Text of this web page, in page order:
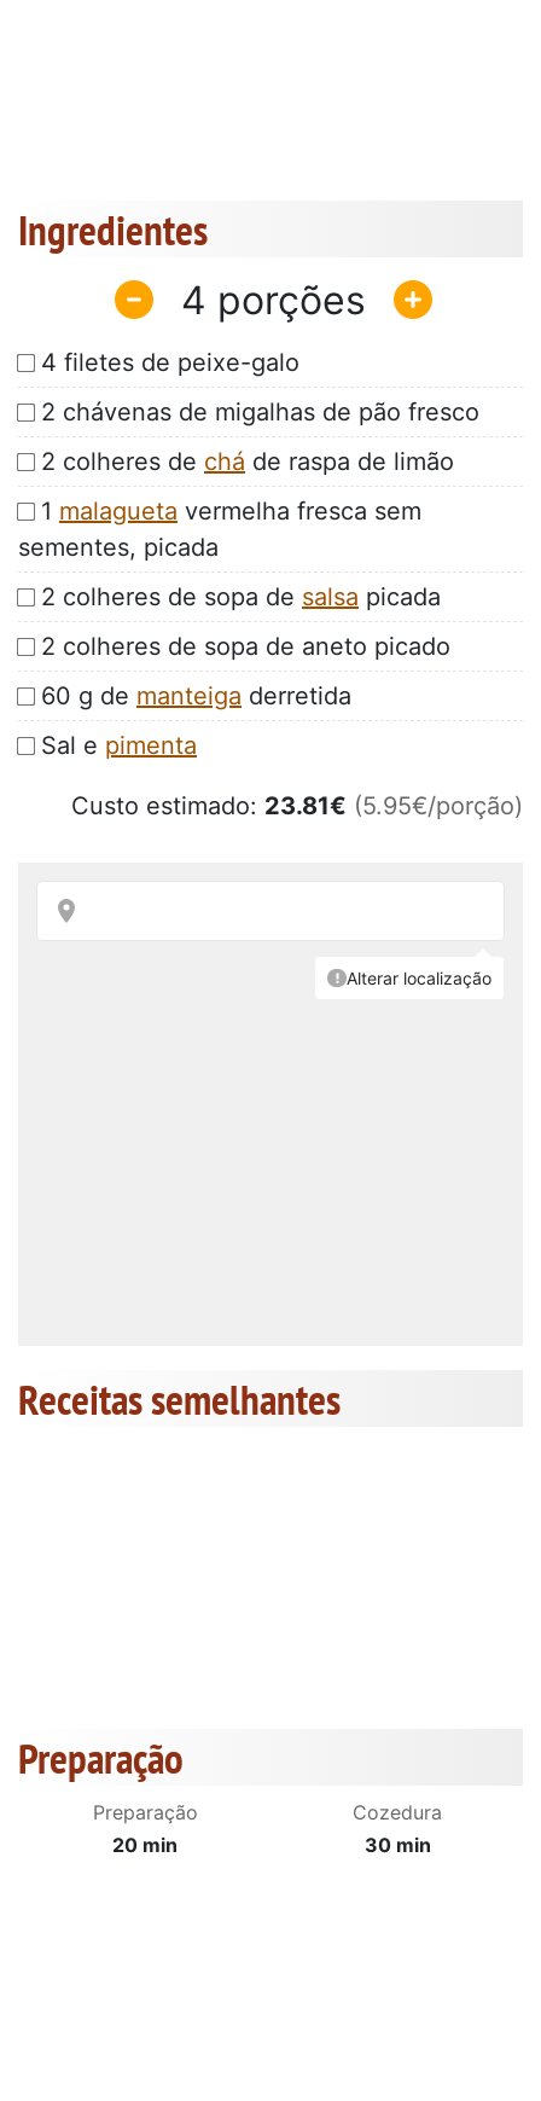
Ingredientes
4
4 filetes de peixe-galo
2 chávenas de migalhas de pão fresco
2 colheres de chá de raspa de limão
1 malagueta vermelha fresca sem
sementes, picada
2 colheres de sopa de salsa picada
2 colheres de sopa de aneto picado
60 g de manteiga derretida
Sal e pimenta
Custo estimado: 23.81€ (5.95€/porção)
Receitas semelhantes
Preparação
Preparação
20 min
Cozedura
30 min